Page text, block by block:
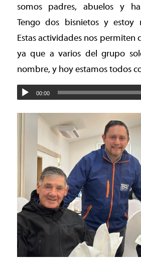
somos padres, abuelos y
Tengo dos bisnietos y estoy
Estas actividades nos permiten
ya que a varios del grupo
nombre, y hoy estamos todos
00:00